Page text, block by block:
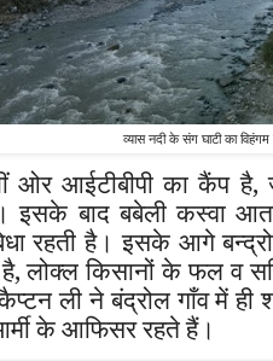
व्यास नदी के संग घाटी का
ओर आईटीबीपी का कैंप है,
इसके बाद बबेली कस्वा
रहती है। इसके आगे
लोक्ल किसानों के फल व
ली ने बंद्रोल गाँव में ही
के आफिसर रहते हैं।